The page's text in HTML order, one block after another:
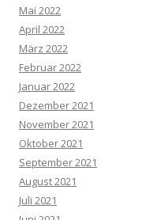
Mai 2022
April 2022
März 2022
Februar 2022
Januar 2022
Dezember 2021
November 2021
Oktober 2021
September 2021
August 2021
Juli 2021